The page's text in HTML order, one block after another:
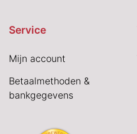
Service
Mijn account
Betaalmethoden &
bankgegevens